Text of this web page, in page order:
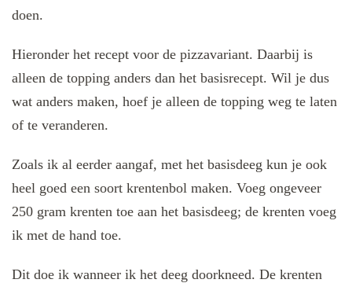
doen.
Hieronder het recept voor de pizzavariant. Daarbij is
alleen de topping anders dan het basisrecept. Wil je dus
wat anders maken, hoef je alleen de topping weg te laten
of te veranderen.
Zoals ik al eerder aangaf, met het basisdeeg kun je ook
heel goed een soort krentenbol maken. Voeg ongeveer
250 gram krenten toe aan het basisdeeg; de krenten voeg
ik met de hand toe.
Dit doe ik wanneer ik het deeg doorkneed. De krenten